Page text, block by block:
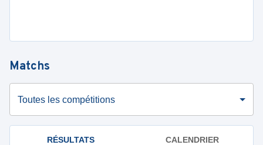
Matchs
Toutes les compétitions
RÉSULTATS CALENDRIER